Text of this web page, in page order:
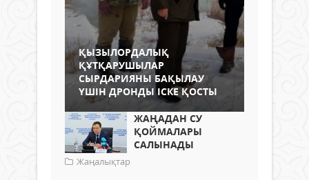
ҚЫЗЫЛОРДАЛЫҚ
ҚҰТҚАРУШЫЛАР
СЫРДАРИЯНЫ БАҚЫЛАУ
ҮШІН ДРОНДЫ ІСКЕ ҚОСТЫ
ЖАҢАДАН СУ
ҚОЙМАЛАРЫ
САЛЫНАДЫ
Жаңалықтар